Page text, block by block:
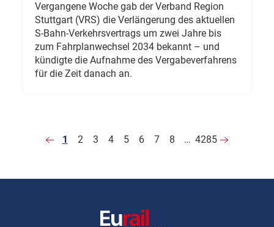
Vergangene Woche gab der Verband Region
Stuttgart (VRS) die Verlängerung des aktuellen
S-Bahn-Verkehrsvertrags um zwei Jahre bis
zum Fahrplanwechsel 2034 bekannt – und
kündigte die Aufnahme des Vergabeverfahrens
für die Zeit danach an.
1 2 3 4 5 6 7 8 … 4285